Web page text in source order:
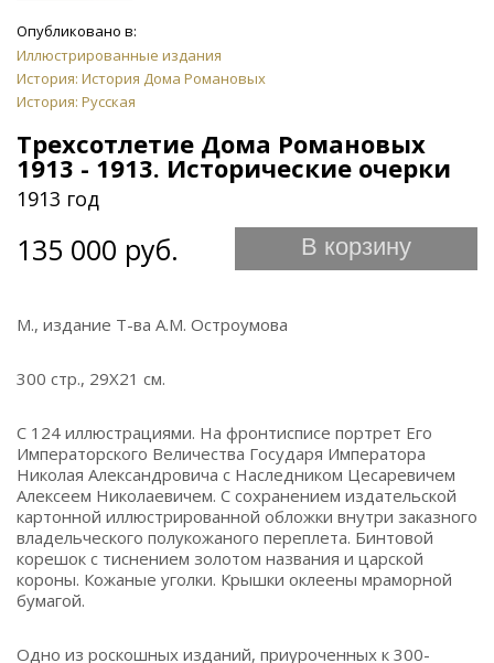
Опубликовано в:
Иллюстрированные издания
История: История Дома Романовых
История: Русская
Трехсотлетие Дома Романовых
1913 - 1913. Исторические очерки
1913 год
135 000 руб. В корзину
М., издание Т-ва А.М. Остроумова
300 стр., 29Х21 см.
С 124 иллюстрациями. На фронтисписе портрет Его
Императорского Величества Государя Императора
Николая Александровича с Наследником Цесаревичем
Алексеем Николаевичем. С сохранением издательской
картонной иллюстрированной обложки внутри заказного
владельческого полукожаного переплета. Бинтовой
корешок с тиснением золотом названия и царской
короны. Кожаные уголки. Крышки оклеены мраморной
бумагой.
Одно из роскошных изданий, приуроченных к 300-